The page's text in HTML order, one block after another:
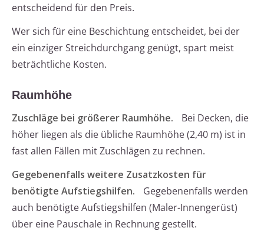
entscheidend für den Preis.
Wer sich für eine Beschichtung entscheidet, bei der
ein einziger Streichdurchgang genügt, spart meist
beträchtliche Kosten.
Raumhöhe
Zuschläge bei größerer Raumhöhe.
Bei Decken, die
höher liegen als die übliche Raumhöhe (2,40 m) ist in
fast allen Fällen mit Zuschlägen zu rechnen.
Gegebenenfalls weitere Zusatzkosten für
benötigte Aufstiegshilfen.
Gegebenenfalls werden
auch benötigte Aufstiegshilfen (Maler-Innengerüst)
über eine Pauschale in Rechnung gestellt.